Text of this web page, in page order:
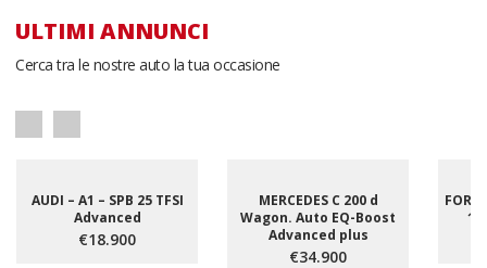
ULTIMI ANNUNCI
Cerca tra le nostre auto la tua occasione
AUDI – A1 – SPB 25 TFSI
Advanced
€18.900
MERCEDES C 200 d
Wagon. Auto EQ-Boost
Advanced plus
€34.900